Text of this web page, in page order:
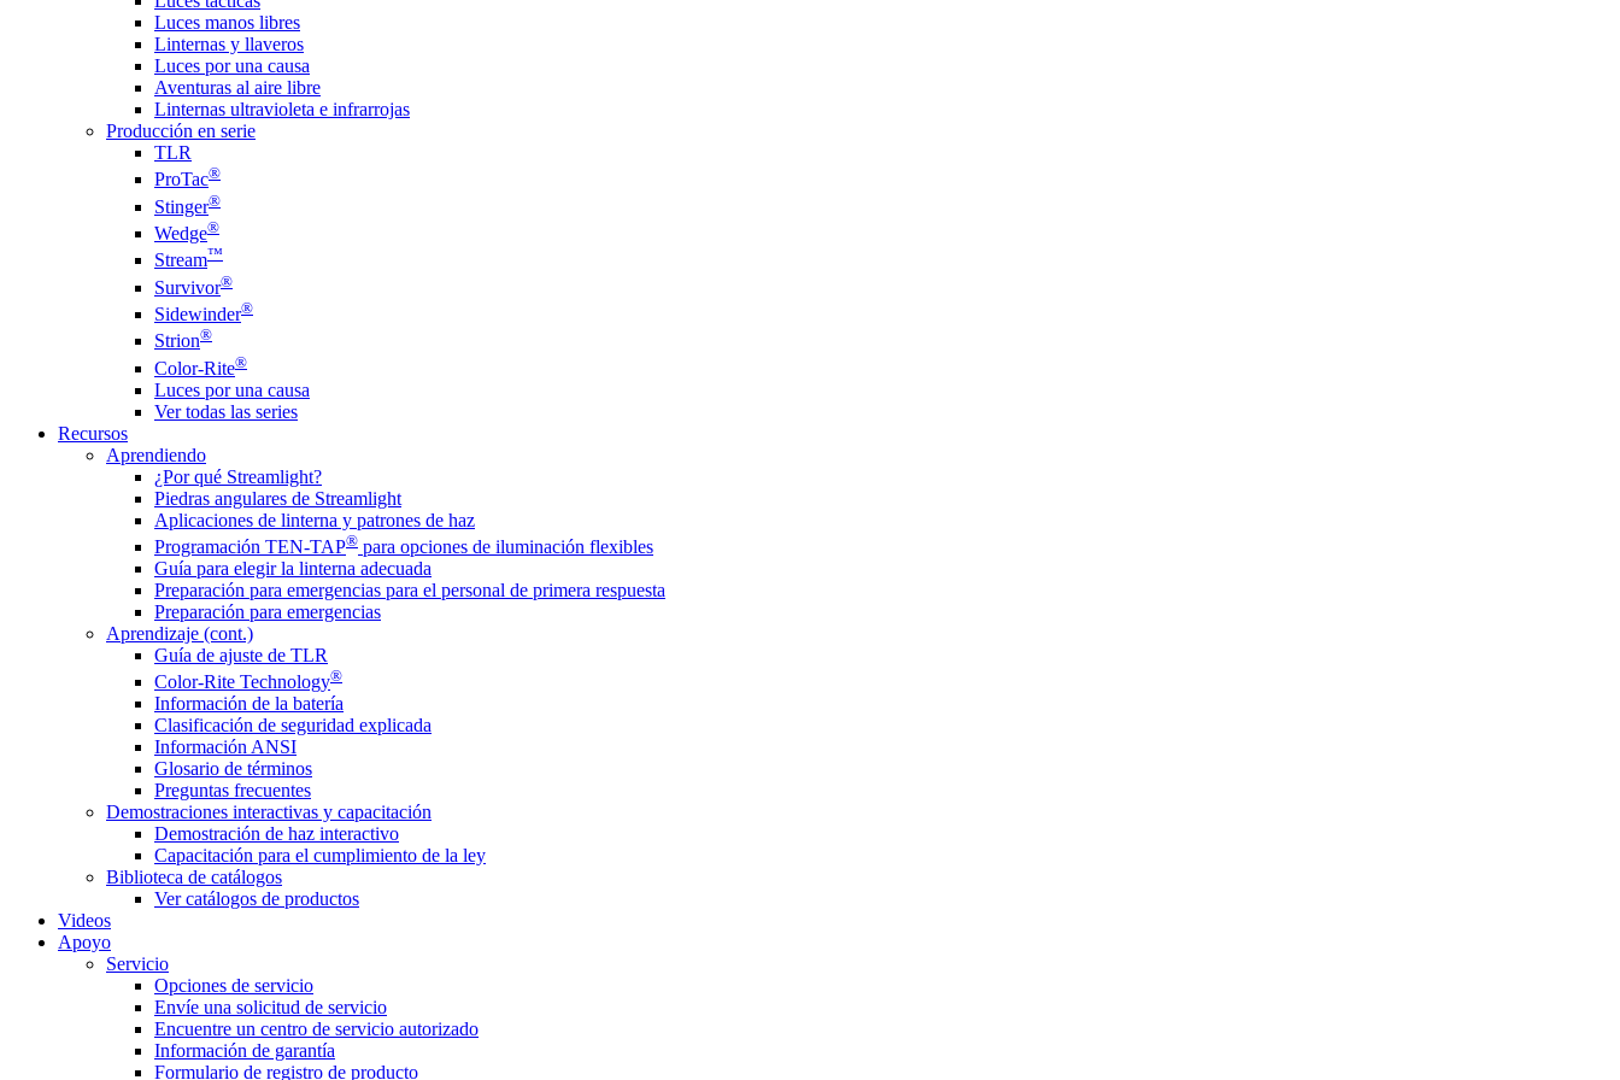
Luces manos libres
Linternas y llaveros
Luces por una causa
Aventuras al aire libre
Linternas ultravioleta e infrarrojas
Producción en serie
TLR
ProTac®
Stinger®
Wedge®
Stream™
Survivor®
Sidewinder®
Strion®
Color-Rite®
Luces por una causa
Ver todas las series
Recursos
Aprendiendo
¿Por qué Streamlight?
Piedras angulares de Streamlight
Aplicaciones de linterna y patrones de haz
Programación TEN-TAP® para opciones de iluminación flexibles
Guía para elegir la linterna adecuada
Preparación para emergencias para el personal de primera respuesta
Preparación para emergencias
Aprendizaje (cont.)
Guía de ajuste de TLR
Color-Rite Technology®
Información de la batería
Clasificación de seguridad explicada
Información ANSI
Glosario de términos
Preguntas frecuentes
Demostraciones interactivas y capacitación
Demostración de haz interactivo
Capacitación para el cumplimiento de la ley
Biblioteca de catálogos
Ver catálogos de productos
Videos
Apoyo
Servicio
Opciones de servicio
Envíe una solicitud de servicio
Encuentre un centro de servicio autorizado
Información de garantía
Formulario de registro de producto